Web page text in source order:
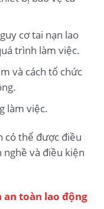
cơ tai nạn lao
trình làm việc.
và cách tổ chức
làm việc.
có thể được điều
và điều kiện
an toàn lao động